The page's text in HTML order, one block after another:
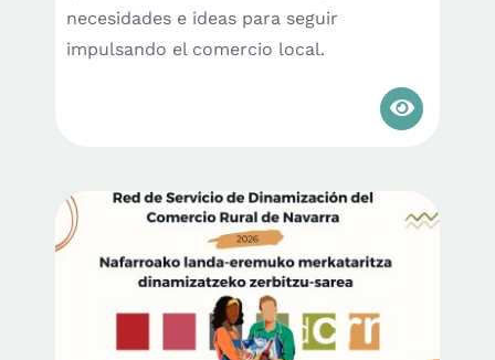
necesidades e ideas para seguir
impulsando el comercio local.